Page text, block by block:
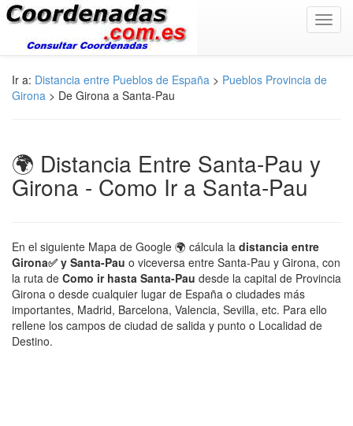
Ir a: Distancia entre Pueblos de España > Pueblos Provincia de
Girona > De Girona a Santa-Pau
🌍 Distancia Entre Santa-Pau y
Girona - Como Ir a Santa-Pau
En el siguiente Mapa de Google 🌍 cálcula la distancia entre
Girona✅ y Santa-Pau o viceversa entre Santa-Pau y Girona, con
la ruta de Como ir hasta Santa-Pau desde la capital de Provincia
Girona o desde cualquier lugar de España o ciudades más
importantes, Madrid, Barcelona, Valencia, Sevilla, etc. Para ello
rellene los campos de ciudad de salida y punto o Localidad de
Destino.